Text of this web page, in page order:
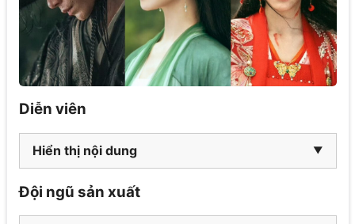
Diễn viên
Hiển thị nội dung
Đội ngũ sản xuất